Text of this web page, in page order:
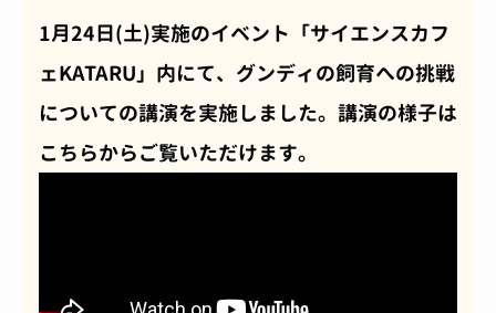
1月24日(土)実施のイベント「サイエンスカフ
ェKATARU」内にて、グンディの飼育への挑戦
についての講演を実施しました。講演の様子は
こちらからご覧いただけます。